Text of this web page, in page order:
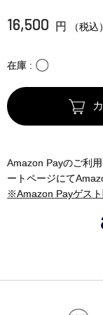
16,500 円 （税込）
在庫 〇
Amazon Payのご利
ートページにて
※Amazon Payゲス